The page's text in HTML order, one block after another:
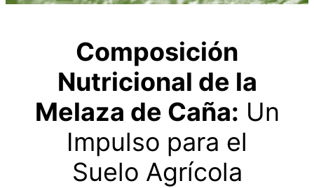
Composición
Nutricional de la
Melaza de Caña: Un
Impulso para el
Suelo Agrícola